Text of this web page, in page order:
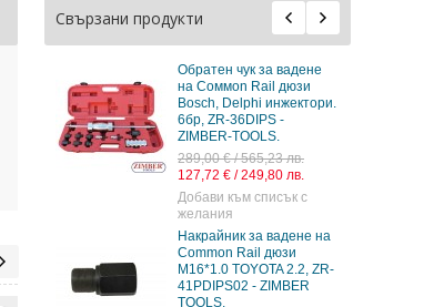
Свързани продукти
Обратен чук за вадене
на Coммon Rail дюзи
Bosch, Delphi инжектори.
6бр, ZR-36DIPS -
ZIMBER-TOOLS.
289,00 € / 565,23 лв.
127,72 € / 249,80 лв.
Добави към списък с
желания
Накрайник за вадене на
Common Rail дюзи
M16*1.0 TOYOTA 2.2, ZR-
41PDIPS02 - ZIMBER
TOOLS.